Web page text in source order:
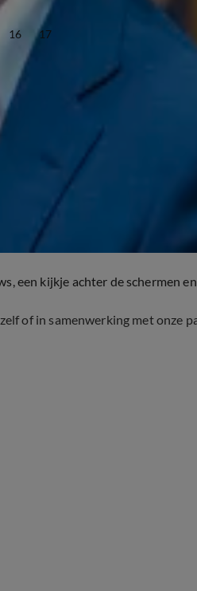
16 17
een kijkje achter de schermen
of in samenwerking met onze